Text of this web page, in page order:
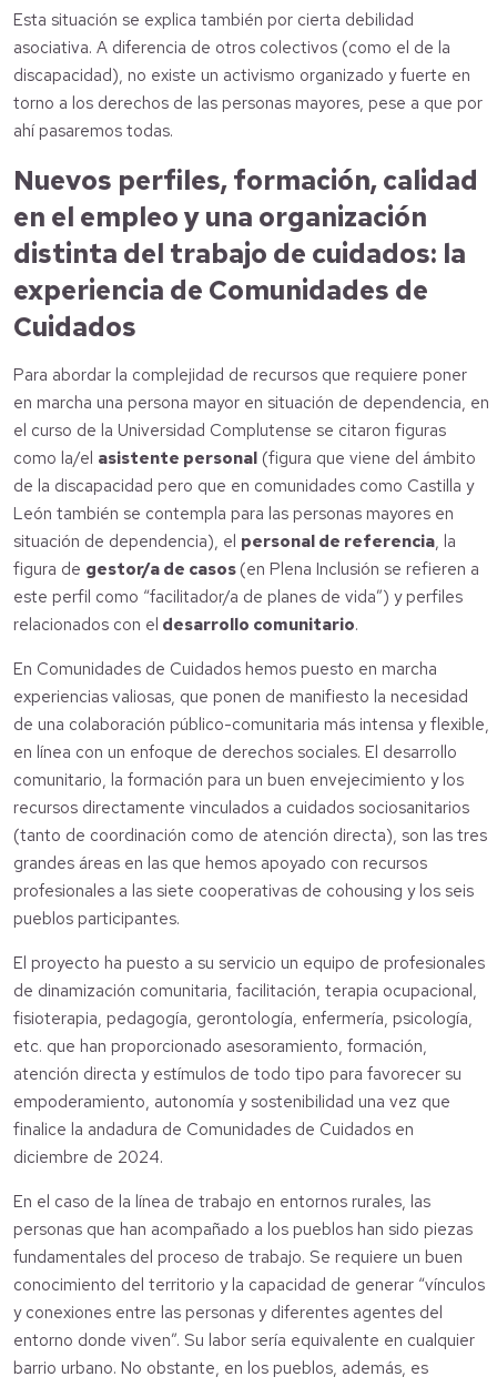
Esta situación se explica también por cierta debilidad
asociativa. A diferencia de otros colectivos (como el de la
discapacidad), no existe un activismo organizado y fuerte en
torno a los derechos de las personas mayores, pese a que por
ahí pasaremos todas.
Nuevos perfiles, formación, calidad
en el empleo y una organización
distinta del trabajo de cuidados: la
experiencia de Comunidades de
Cuidados
Para abordar la complejidad de recursos que requiere poner
en marcha una persona mayor en situación de dependencia, en
el curso de la Universidad Complutense se citaron figuras
como la/el asistente personal(figura que viene del ámbito
de la discapacidad pero que en comunidades como Castilla y
León también se contempla para las personas mayores en
situación de dependencia), el personal de referencia, la
figura de gestor/a de casos (en Plena Inclusión se refieren a
este perfil como “facilitador/a de planes de vida”) y perfiles
relacionados con el desarrollo comunitario.
En Comunidades de Cuidados hemos puesto en marcha
experiencias valiosas, que ponen de manifiesto la necesidad
de una colaboración público-comunitaria más intensa y flexible,
en línea con un enfoque de derechos sociales. El desarrollo
comunitario, la formación para un buen envejecimiento y los
recursos directamente vinculados a cuidados sociosanitarios
(tanto de coordinación como de atención directa), son las tres
grandes áreas en las que hemos apoyado con recursos
profesionales a las siete cooperativas de cohousing y los seis
pueblos participantes.
El proyecto ha puesto a su servicio un equipo de profesionales
de dinamización comunitaria, facilitación, terapia ocupacional,
fisioterapia, pedagogía, gerontología, enfermería, psicología,
etc. que han proporcionado asesoramiento, formación,
atención directa y estímulos de todo tipo para favorecer su
empoderamiento, autonomía y sostenibilidad una vez que
finalice la andadura de Comunidades de Cuidados en
diciembre de 2024.
En el caso de la línea de trabajo en entornos rurales, las
personas que han acompañado a los pueblos han sido piezas
fundamentales del proceso de trabajo. Se requiere un buen
conocimiento del territorio y la capacidad de generar “vínculos
y conexiones entre las personas y diferentes agentes del
entorno donde viven”. Su labor sería equivalente en cualquier
barrio urbano. No obstante, en los pueblos, además, es